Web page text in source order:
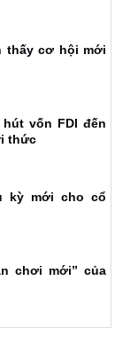
thấy cơ hội mới
vốn FDI đến
thức
kỳ mới cho cổ
chơi mới” của